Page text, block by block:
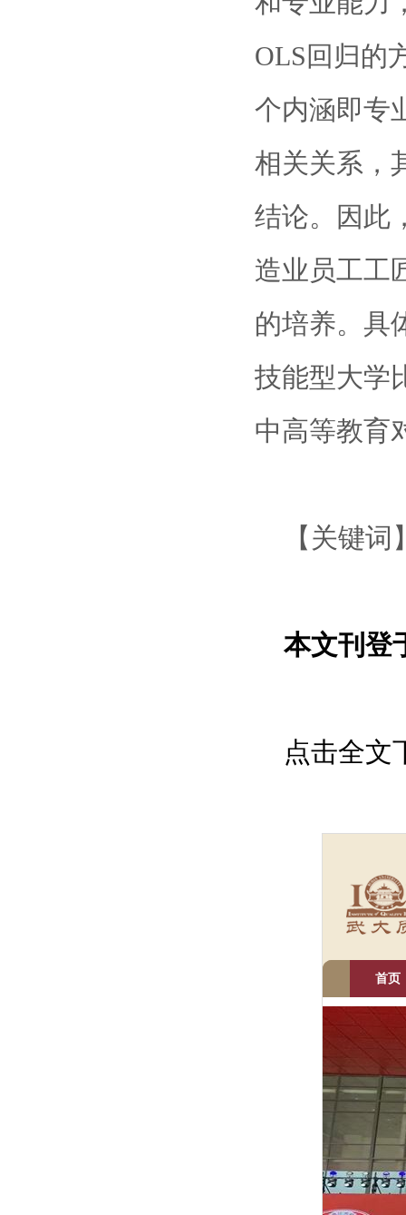
OLS回归的
个内涵即专
相关关系，
结论。因此
造业员工工
的培养。具
技能型大学
中高等教育
【关键词
本文刊登
点击全文